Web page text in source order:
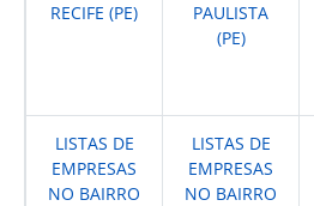
RECIFE (PE)
PAULISTA
(PE)
LISTAS DE
EMPRESAS
NO BAIRRO
LISTAS DE
EMPRESAS
NO BAIRRO